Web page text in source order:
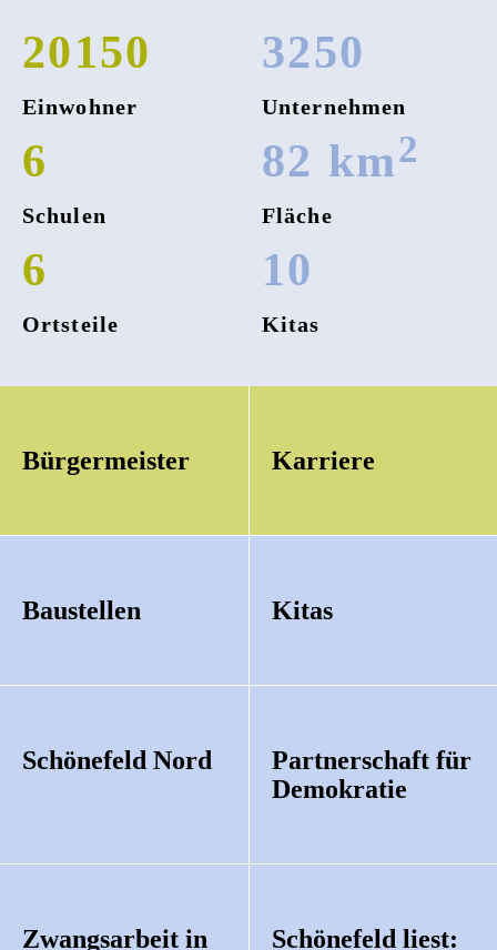
20150
Einwohner
3250
Unternehmen
6
Schulen
82 km2
Fläche
6
Ortsteile
10
Kitas
Bürgermeister Karriere
Baustellen Kitas
Schönefeld Nord
Partnerschaft für
Demokratie
Zwangsarbeit in Schönefeld liest: